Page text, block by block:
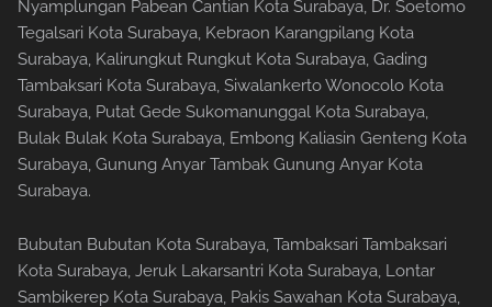
Nyamplungan Pabean Cantian Kota Surabaya, Dr. Soetomo
Tegalsari Kota Surabaya, Kebraon Karangpilang Kota
Surabaya, Kalirungkut Rungkut Kota Surabaya, Gading
Tambaksari Kota Surabaya, Siwalankerto Wonocolo Kota
Surabaya, Putat Gede Sukomanunggal Kota Surabaya,
Bulak Bulak Kota Surabaya, Embong Kaliasin Genteng Kota
Surabaya, Gunung Anyar Tambak Gunung Anyar Kota
Surabaya.
Bubutan Bubutan Kota Surabaya, Tambaksari Tambaksari
Kota Surabaya, Jeruk Lakarsantri Kota Surabaya, Lontar
Sambikerep Kota Surabaya, Pakis Sawahan Kota Surabaya,